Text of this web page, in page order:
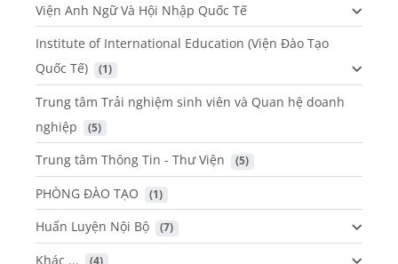
Viện Anh Ngữ Và Hội Nhập Quốc Tế
Institute of International Education (Viện Đào Tạo
Quốc Tế)
(1)
Trung tâm Trải nghiệm sinh viên và Quan hệ doanh
nghiệp
(5)
Trung tâm Thông Tin - Thư Viện (5)
PHÒNG ĐÀO TẠO (1)
Huấn Luyện Nội Bộ (7)
Khác ... (4)